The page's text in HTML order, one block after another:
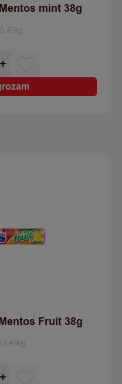
mint 38g
€/kg
+
Fruit 38g
€/kg
+